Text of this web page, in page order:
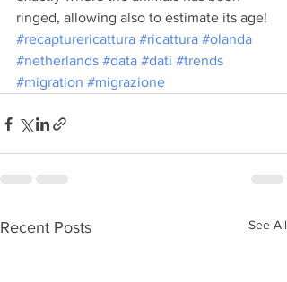
ringed, allowing also to estimate its age!
#recapturericattura #ricattura #olanda
#netherlands #data #dati #trends
#migration #migrazione
Recent Posts See All